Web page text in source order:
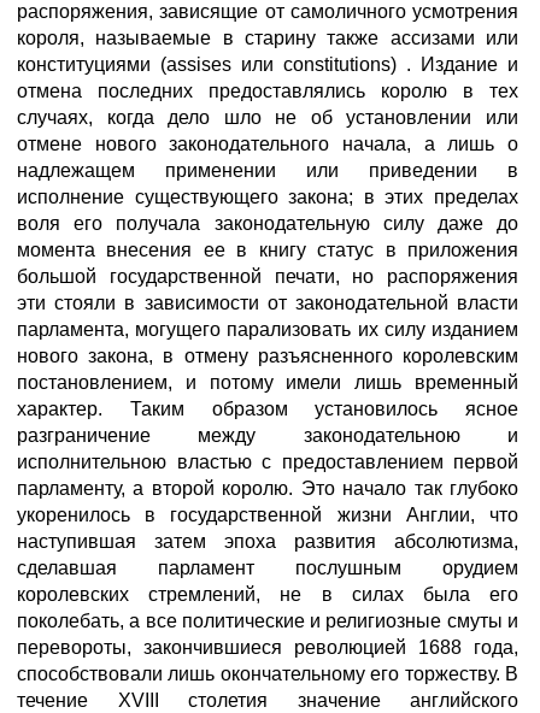
распоряжения, зависящие от самоличного усмотрения
короля, называемые в старину также ассизами или
конституциями (assises или constitutions) . Издание и
отмена последних предоставлялись королю в тех
случаях, когда дело шло не об установлении или
отмене нового законодательного начала, а лишь о
надлежащем применении или приведении в
исполнение существующего закона; в этих пределах
воля его получала законодательную силу даже до
момента внесения ее в книгу статус в приложения
большой государственной печати, но распоряжения
эти стояли в зависимости от законодательной власти
парламента, могущего парализовать их силу изданием
нового закона, в отмену разъясненного королевским
постановлением, и потому имели лишь временный
характер. Таким образом установилось ясное
разграничение между законодательною и
исполнительною властью с предоставлением первой
парламенту, а второй королю. Это начало так глубоко
укоренилось в государственной жизни Англии, что
наступившая затем эпоха развития абсолютизма,
сделавшая парламент послушным орудием
королевских стремлений, не в силах была его
поколебать, а все политические и религиозные смуты и
перевороты, закончившиеся революцией 1688 года,
способствовали лишь окончательному его торжеству. В
течение XVIII столетия значение английского